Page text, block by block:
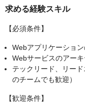
求める経験スキル
【必須条件】
Webアプリケーショ
Webサービスのアー
テックリード、リー
のチームでも歓迎）
【歓迎条件】